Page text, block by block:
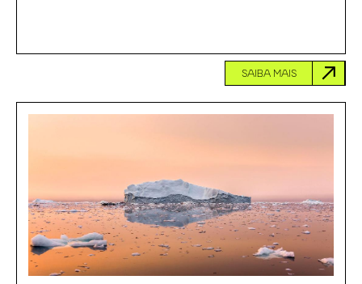
SAIBA MAIS